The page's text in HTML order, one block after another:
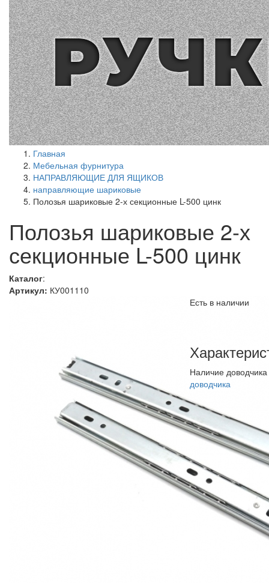
Главная
Мебельная фурнитура
НАПРАВЛЯЮЩИЕ ДЛЯ ЯЩИКОВ
направляющие шариковые
Полозья шариковые 2-х секционные L-500 цинк
Полозья шариковые 2-х
секционные L-500 цинк
Каталог:
Артикул: КУ001110
Есть в наличии
Наличие
доводчика